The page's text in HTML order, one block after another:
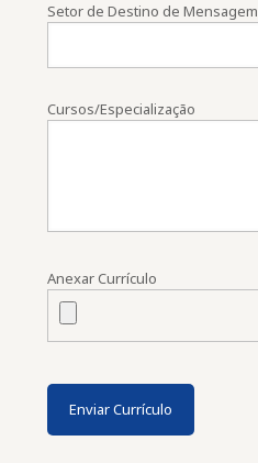
Setor de Destino de Mensagem
Cursos/Especialização
Anexar Currículo